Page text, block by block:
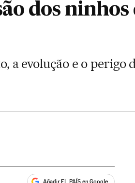
dos
a evolução e o perigo
Añadir EL PAÍS en Google